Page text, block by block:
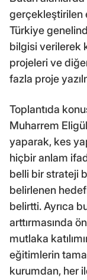
gerçekleştirilen
Türkiye
bilgisi verilerek
projeleri ve
fazla proje
Toplantıda
Muharrem
yaparak, kes
hiçbir anlam
belli bir strateji
belirlenen
belirtti. Ayrıca
arttırmasında
mutlaka
eğitimlerin
kurumdan, her